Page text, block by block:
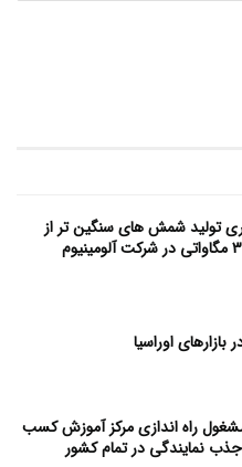
تولید شمش های سنگین تر از
1000 پوند و نیروگاه 315 مگاواتی در شرکت آلومینیوم
بازار‌های اوراسیا
راه اندازی مرکز آموزش کسب
نمایندگی در تمام کشور